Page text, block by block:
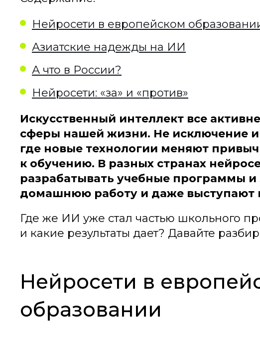
Нейросети в европейском
Азиатские надежды на ИИ
А что в России?
Нейросети: «за» и «против»
Искусственный интеллект все
сферы нашей жизни. Не исключение и
где новые технологии меняют
к обучению. В разных странах
разрабатывать учебные программы
домашнюю работу и даже выступают
Где же ИИ уже стал частью школьного
и какие результаты дает? Давайте
Нейросети в
образовании